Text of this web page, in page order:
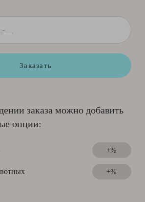
Заказать
заказа можно добавить
опции:
+%
+%